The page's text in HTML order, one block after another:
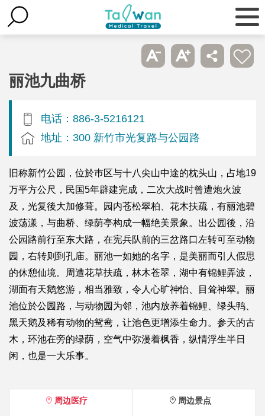
丽池九曲桥
电话：886-3-5216121
地址：300 新竹市光复路与公园路
旧称新竹公园，位於巿区与十八尖山中途的枕头山，占地19
万平方公尺，民国5年辟建完成，二次大战时曾遭炮火波
及，光复後大加修葺。园内苍松翠柏、花木扶疏，有丽池碧
波荡漾，与曲桥、绿荫亭构成一幅绝美景象。出公园後，沿
公园路前行至东大路，在宪兵队前的三岔路口左转可至动物
园，右转则到孔庙。丽池一如她的名字，是美丽而引人假思
的休憩仙境。周遭花草扶疏，林木苍翠，湖中有锦鲤弄波，
湖面有天鹅悠游，相当雅致，令人心旷神怡、目耸神翠。丽
池位於公园路，与动物园为邻，池内放养着锦鲤、绿头鸭、
黑天鹅及稀有动物的鸳鸯，让池色更增添生命力。参天的古
木，环池在旁的绿荫，空气中弥漫着枫香，纵情浮生半日
闲，也是一大乐事。
周边医疗 周边景点